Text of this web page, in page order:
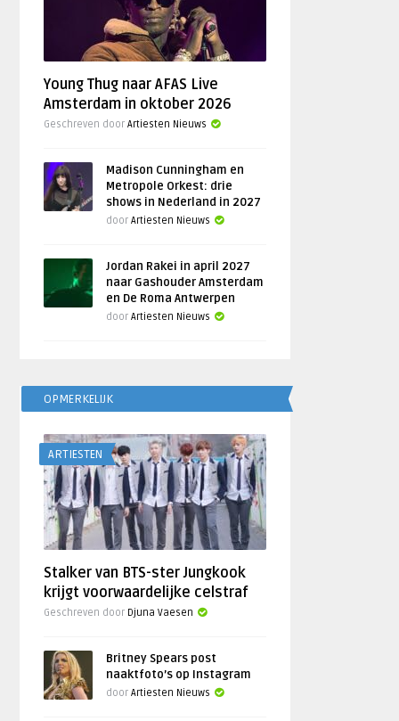
Young Thug naar AFAS Live
Amsterdam in oktober 2026
Geschreven doorArtiesten Nieuws
Madison Cunningham en
Metropole Orkest: drie
shows in Nederland in 2027
doorArtiesten Nieuws
Jordan Rakei in april 2027
naar Gashouder Amsterdam
en De Roma Antwerpen
doorArtiesten Nieuws
OPMERKELIJK
ARTIESTEN
Stalker van BTS-ster Jungkook
krijgt voorwaardelijke celstraf
Geschreven door Djuna Vaesen
Britney Spears post
naaktfoto’s op Instagram
doorArtiesten Nieuws